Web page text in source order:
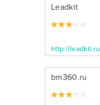
Leadkit
http://leadkit.ru
bm360.ru